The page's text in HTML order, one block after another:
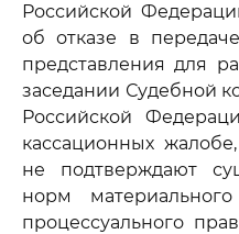
Российской
об отказе в
представления для
заседании Судебной
Российской
кассационных
не подтверждают
норм
процессуального